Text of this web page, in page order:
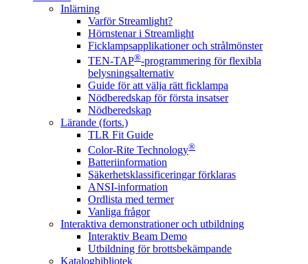
Inlärning
Varför Streamlight?
Hörnstenar i Streamlight
Ficklampsapplikationer och strålmönster
TEN-TAP®-programmering för flexibla
belysningsalternativ
Guide för att välja rätt ficklampa
Nödberedskap för första insatser
Nödberedskap
Lärande (forts.)
TLR Fit Guide
Color-Rite Technology®
Batteriinformation
Säkerhetsklassificeringar förklaras
ANSI-information
Ordlista med termer
Vanliga frågor
Interaktiva demonstrationer och utbildning
Interaktiv Beam Demo
Utbildning för brottsbekämpande
Katalogbibliotek